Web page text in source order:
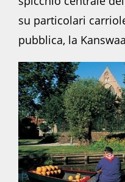
su particolari
pubblica, la